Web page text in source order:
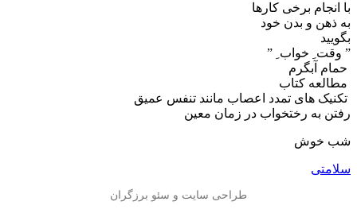
با انجام برخی کارها
به ذهن و بدن خود
بگویید
” وقت ِ خواب ِ ”
️ حمام آبگرم
️ مطالعه کتاب
️ تکنیک های تمدد اعصاب مانند تنفس عمیق
️رفتن به رختخواب در زمان معین
شب خوش
سلامتی